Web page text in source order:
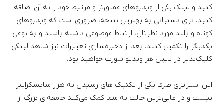
کنید و لینک یکی از ویدیوهای عمیق‌تر و مرتبط خود را به آن اضافه
کنید. برای دستیابی به بهترین نتیجه، ضروری است که ویدیوهای
کوتاه و بلند مورد نظرتان، ارتباط موضوعی داشته باشند و به نوعی
یکدیگر را تکمیل کنند. بعد از ذخیره‌سازی تغییرات نیز شاهد لینکی
کلیک‌پذیر در پایین هر ویدیو شورت خواهید بود.
این استراتژی صرفا یکی از تکنیک های رسیدن به هزار سابسکرایبر
نیست و در غایی‌ترین حالت به شما کمک می‌کند جامعه‌ای بزرگ از